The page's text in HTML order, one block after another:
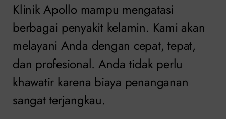
Klinik Apollo mampu mengatasi
berbagai penyakit kelamin. Kami akan
melayani Anda dengan cepat, tepat,
dan profesional. Anda tidak perlu
khawatir karena biaya penanganan
sangat terjangkau.